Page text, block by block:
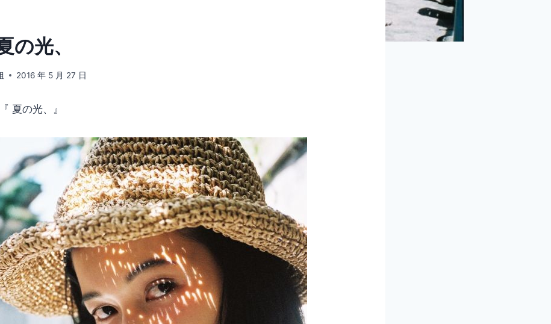
の光、
2016 年 5 月 27 日
夏の光、』